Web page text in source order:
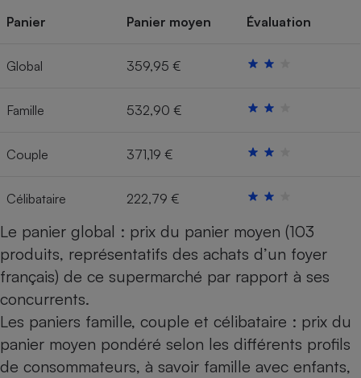
Panier Panier moyen Évaluation
Global 359,95 €
Famille 532,90 €
Couple 371,19 €
Célibataire 222,79 €
Le panier global : prix du panier moyen (103
produits, représentatifs des achats d’un foyer
français) de ce supermarché par rapport à ses
concurrents.
Les paniers famille, couple et célibataire : prix du
panier moyen pondéré selon les différents profils
de consommateurs, à savoir famille avec enfants,